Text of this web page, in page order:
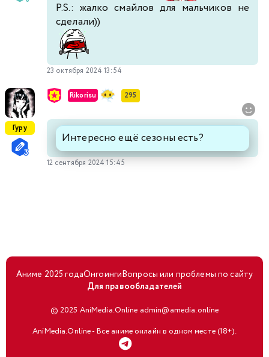
P.S.: жалко смайлов для мальчиков не
сделали))
23 октября 2024 13:54
Гуру
Rikorisu 295
Интересно ещё сезоны есть?
12 сентября 2024 15:45
Аниме 2025 годаОнгоингиВопросы или проблемы по сайту
Для правообладателей
© 2025 AniMedia.Online admin@amedia.online
AniMedia.Online - Все аниме онлайн в одном месте (18+).